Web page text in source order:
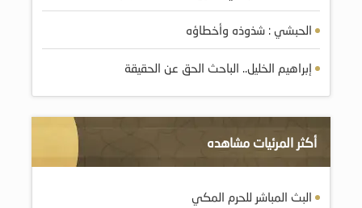
الحبشي : شذوذه وأخطاؤه
إبراهيم الخليل.. الباحث الحق عن الحقيقة
أكثر المرئيات مشاهده
البث المباشر للحرم المكي